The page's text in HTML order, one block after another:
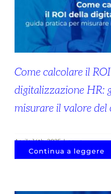
Come calcolare il
digitalizzazione HR:
misurare il valore
Aprile 14th, 2025 | news
Continua a leggere